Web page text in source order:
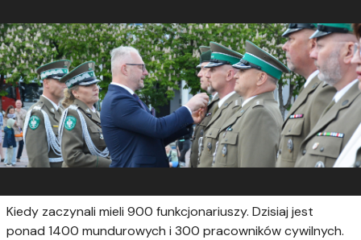
Kiedy zaczynali mieli 900 funkcjonariuszy. Dzisiaj jest
ponad 1400 mundurowych i 300 pracowników cywilnych.